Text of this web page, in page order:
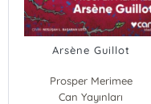
Arsène Guillot
Prosper Merimee
Can Yayınları